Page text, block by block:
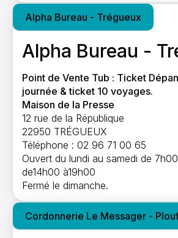
Alpha Bureau - Trégueux
Alpha Bureau -
Point de Vente Tub : Ticket
journée & ticket 10 voyages.
Maison de la Presse
12 rue de la République
22950 TRÉGUEUX
Téléphone : 02 96 71 00 65
Ouvert du lundi au samedi de
de14h00 à19h00
Fermé le dimanche.
Cordonnerie Le Messager -